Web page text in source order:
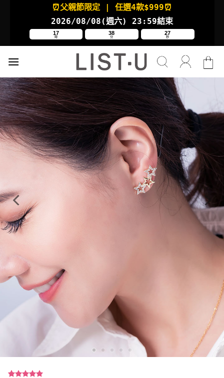
⏰父親節限定 | 任選4款$999⏰
2026/08/08(週六) 23:59結束
17
時
38
分
26
秒